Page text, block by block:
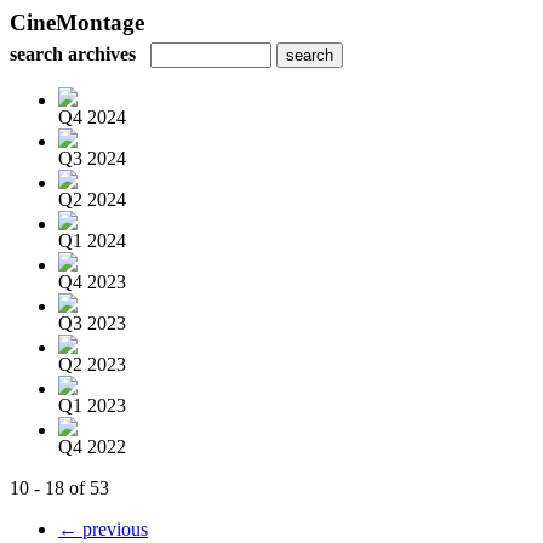
CineMontage
search archives
Q4 2024
Q3 2024
Q2 2024
Q1 2024
Q4 2023
Q3 2023
Q2 2023
Q1 2023
Q4 2022
10 - 18 of 53
← previous